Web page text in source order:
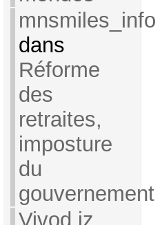
mnsmiles_info
dans
Réforme
des
retraites,
imposture
du
gouvernement
Vivod iz